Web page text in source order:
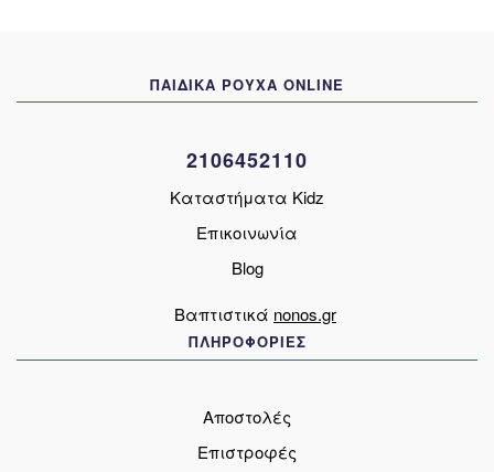
επιλεγούν
του
ΠΑΙΔΙΚΑ ΡΟΥΧΑ ONLINE
2106452110
Καταστήματα Kidz
Επικοινωνία
Blog
Βαπτιστικά nonos.gr
ΠΛΗΡΟΦΟΡΙΕΣ
Αποστολές
Επιστροφές